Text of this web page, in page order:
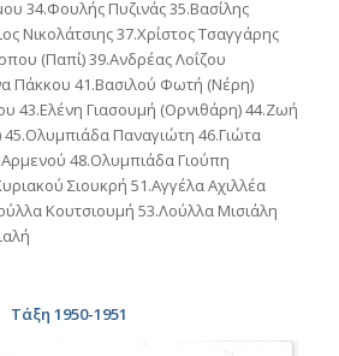
34.Φουλής Πυζινάς 35.Βασίλης
Νικολάτσιης 37.Χρίστος Τσαγγάρης
(Παπί) 39.Ανδρέας Λοΐζου
Πάκκου 41.Βασιλού Φωτή (Νέρη)
43.Ελένη Γιασουμή (Ορνιθάρη) 44.Ζωή
Παναγιώτη 46.Γιώτα
48.Ολυμπιάδα Γιούπη
Σιουκρή 51.Αγγέλα Αχιλλέα
Κουτσιουμή 53.Λούλλα Μισιάλη
Τάξη 1950-1951